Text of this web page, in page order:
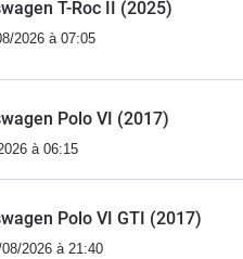
T-Roc II (2025)
2026 à 07:05
Polo VI (2017)
à 06:15
Polo VI GTI (2017)
08/2026 à 21:40